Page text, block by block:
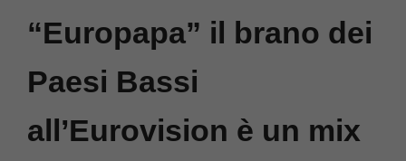
“Europapa” il brano dei
Paesi Bassi
all’Eurovision è un mix